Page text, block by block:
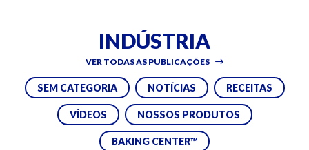
INDÚSTRIA
VER TODAS AS PUBLICAÇÕES
SEM CATEGORIA NOTÍCIAS RECEITAS
VÍDEOS NOSSOS PRODUTOS
BAKING CENTER™